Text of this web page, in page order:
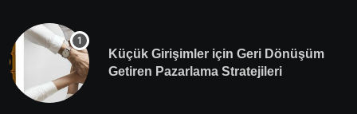
Küçük Girişimler için Geri Dönüşüm
Getiren Pazarlama Stratejileri